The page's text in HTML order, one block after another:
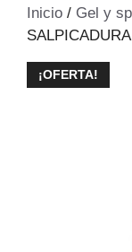
Inicio / Gel y
¡OFERTA!